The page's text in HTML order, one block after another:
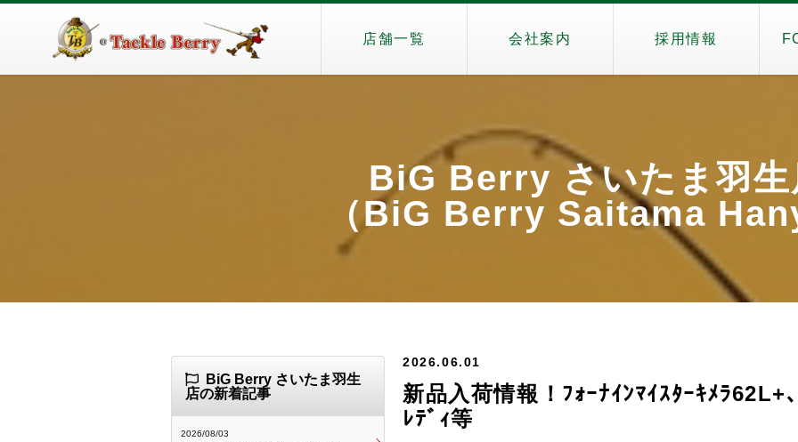
店舗一覧 会社案内 採用情報
BiG Berry さいたま羽生
（BiG Berry Saitama
2026.06.01
新品入荷情報！ﾌｫｰﾅｲﾝﾏｲｽﾀｰｷﾒﾗ62L+
ﾚﾃﾞｨ等
BiG Berry さいたま羽生
店の新着記事
2026/08/03